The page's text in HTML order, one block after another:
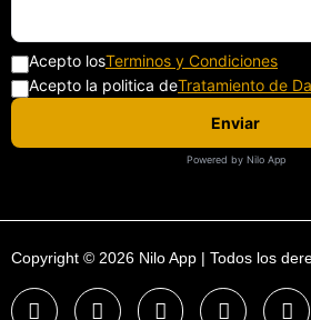
Acepto losTerminos y Condiciones
Acepto la politica deTratamiento de
Enviar
Powered by Nilo App
Copyright © 2026 Nilo App | Todos los